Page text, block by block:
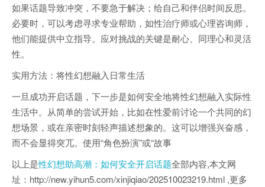
如果话题导致冲突，不要急于解决；给自己和伴侣时间反思。
必要时，可以考虑寻求专业帮助，如性治疗师或心理咨询师，
他们能提供中立指导。应对挑战的关键是耐心、同理心和灵活
性。
实用方法：将性幻想融入日常生活
一旦成功开启话题，下一步是如何安全地将性幻想融入实际性
生活中。从简单的尝试开始，比如在性爱前讨论一个共同的幻
想场景，或在亲密时刻轻声描述想象的。这可以增强兴奋感，
而不会显得突兀。使用“角色扮演”或“故事
以上是性幻想助高潮：如何安全开启话题全部内容,本文网
址：http://new.yihun5.com/xinjiqiao/202510023219.html ,更多